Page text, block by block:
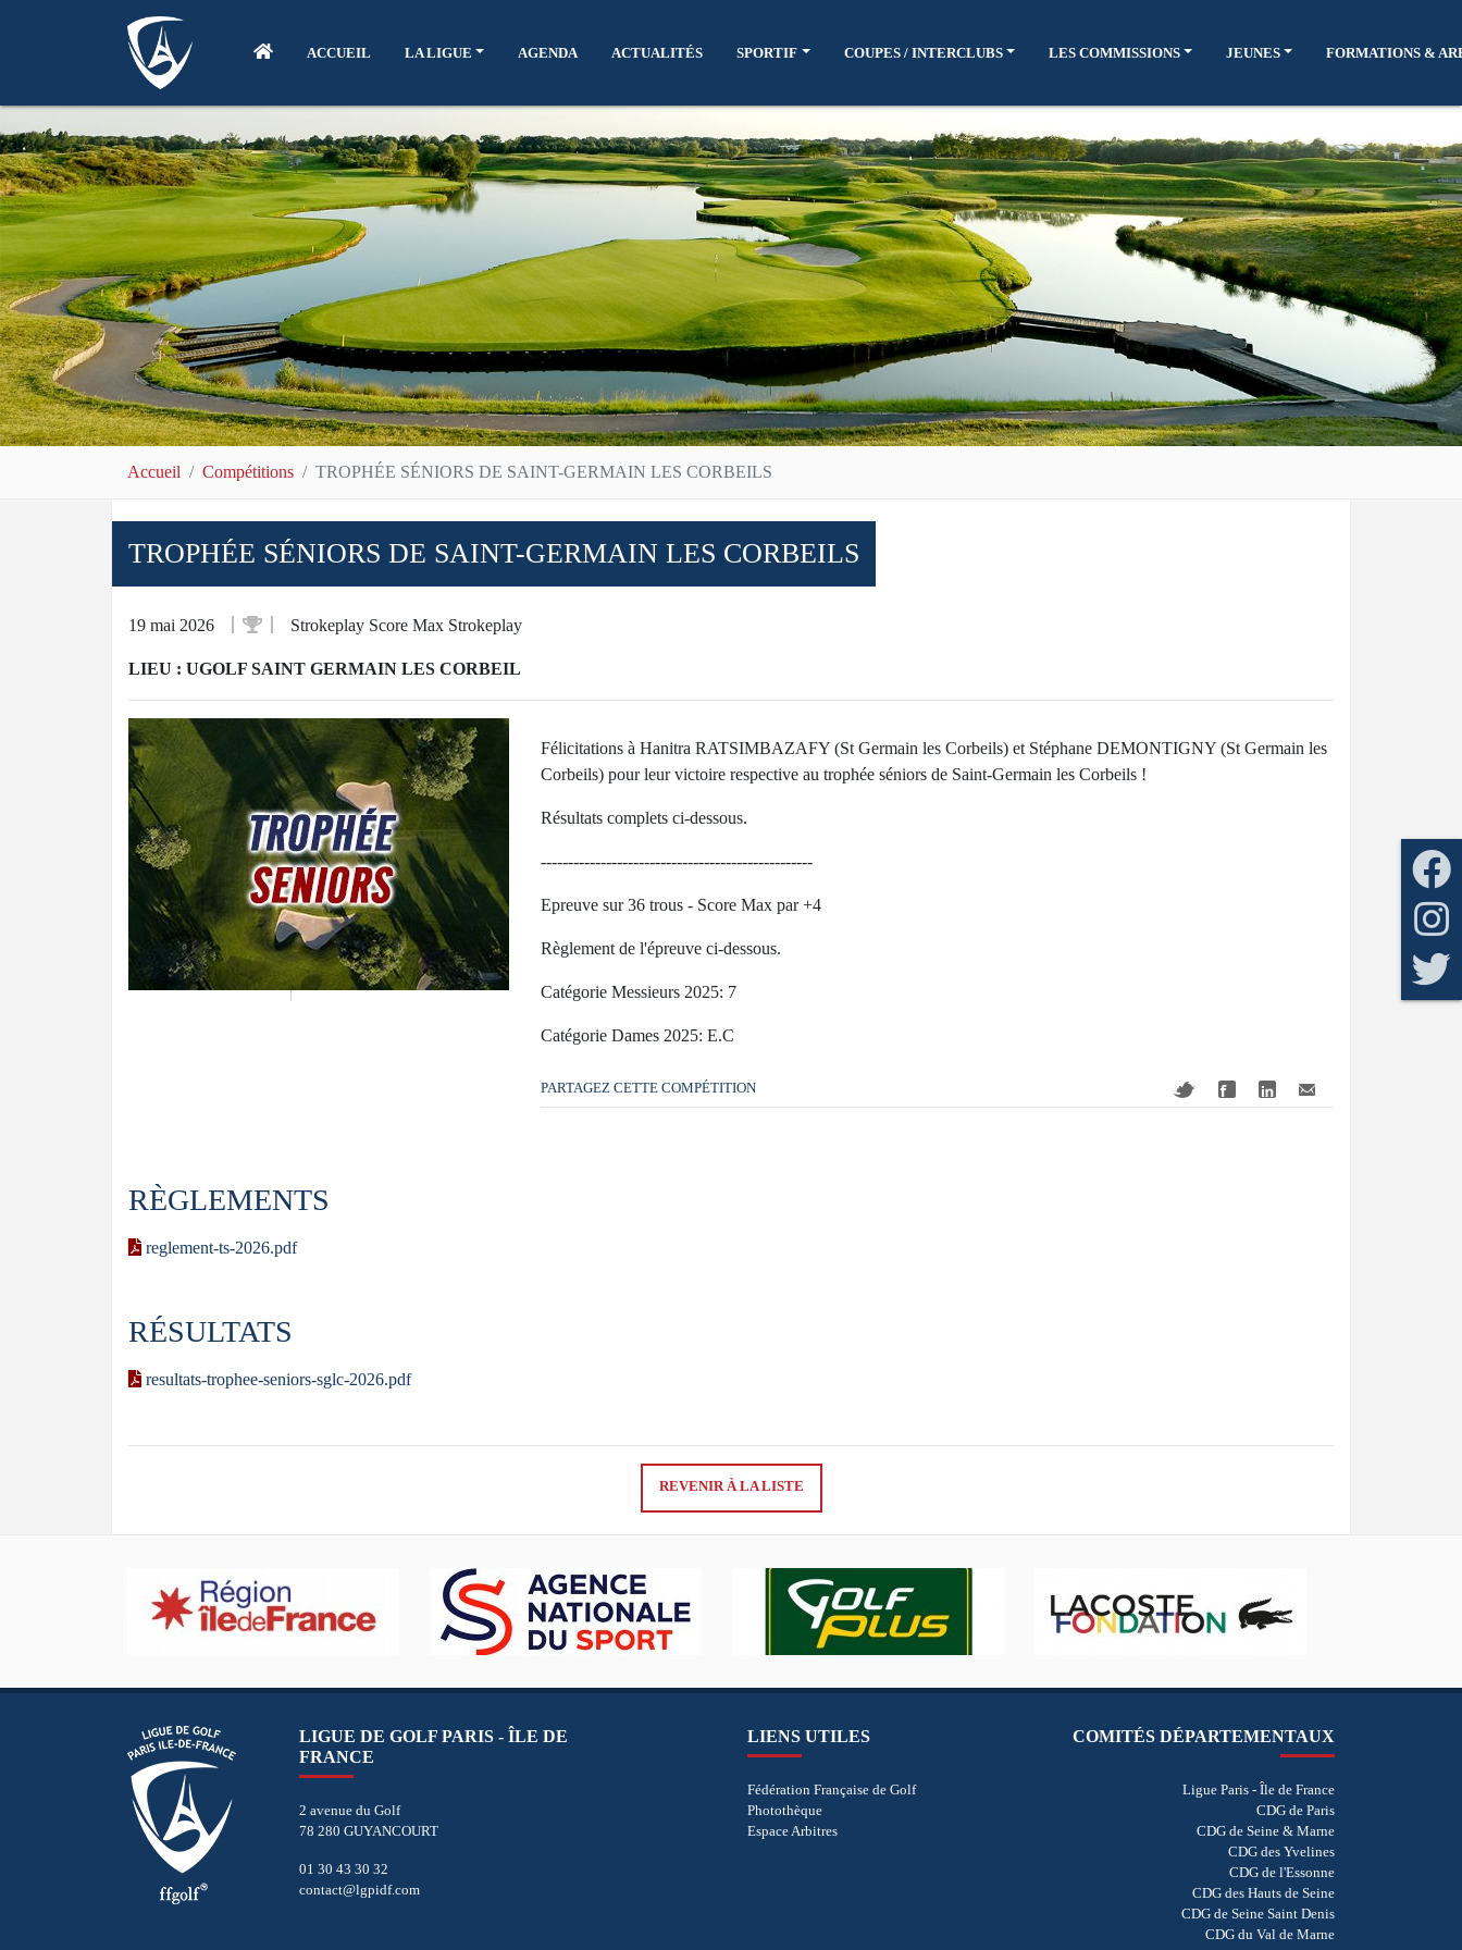
ACCUEIL LA LIGUE AGENDA ACTUALITÉS SPORTIF COUPES / INTERCLUBS LES COMMISSIONS JEUNES FORMATIONS &
Accueil Compétitions TROPHÉE SÉNIORS DE SAINT-GERMAIN LES CORBEILS
TROPHÉE SÉNIORS DE SAINT-GERMAIN LES CORBEILS
19 mai 2026 Strokeplay Score Max Strokeplay
LIEU : UGOLF SAINT GERMAIN LES CORBEIL
Félicitations à Hanitra RATSIMBAZAFY (St Germain les Corbeils) et Stéphane DEMONTIGNY (St Germain les
Corbeils) pour leur victoire respective au trophée séniors de Saint-Germain les Corbeils !
Résultats complets ci-dessous.
--------------------------------------------------
Epreuve sur 36 trous - Score Max par +4
Règlement de l'épreuve ci-dessous.
Catégorie Messieurs 2025: 7
Catégorie Dames 2025: E.C
PARTAGEZ CETTE COMPÉTITION
RÈGLEMENTS
reglement-ts-2026.pdf
RÉSULTATS
resultats-trophee-seniors-sglc-2026.pdf
REVENIR À LA LISTE
LIGUE DE GOLF PARIS - ÎLE DE
FRANCE
2 avenue du Golf
78 280 GUYANCOURT
01 30 43 30 32
contact@lgpidf.com
LIENS UTILES
Fédération Française de Golf
Photothèque
Espace Arbitres
COMITÉS DÉPARTEMENTAUX
Ligue Paris - Île de France
CDG de Paris
CDG de Seine & Marne
CDG des Yvelines
CDG de l'Essonne
CDG des Hauts de Seine
CDG de Seine Saint Denis
CDG du Val de Marne